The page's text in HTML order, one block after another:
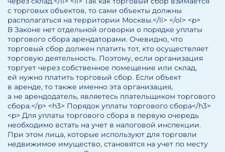
с торговых объектов, то сами объекты должны
располагаться на территории Москвы.</li> </ol> <p>
В Законе нет отдельной оговорки о порядке уплаты
торгового сбора арендаторами. Очевидно, что
торговый сбор должен платить тот, кто осуществляет
торговую деятельность. Поэтому, если организация
торгует через собственное помещение или склад,
ей нужно платить торговый сбор. Если объект
в аренде, то также именно эта организация,
а не арендодатель, являетесь плательщиком торгового
сбора.</p> <h3> Порядок уплаты торгового сбора</h3>
<p> Для уплаты торгового сбора в первую очередь
необходимо встать на учет в налоговой инспекции.
При этом лица, которые используют для торговли
недвижимое имущество, становятся на учет по месту